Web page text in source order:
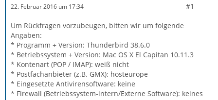
22. Februar 2016 um 17:34 #1
Um Rückfragen vorzubeugen, bitten wir um folgende
Angaben:
* Programm + Version: Thunderbird 38.6.0
* Betriebssystem + Version: Mac OS X El Capitan 10.11.3
* Kontenart (POP / IMAP): weiß nicht
* Postfachanbieter (z.B. GMX): hosteurope
* Eingesetzte Antivirensoftware: keine
* Firewall (Betriebssystem-intern/Externe Software): keines